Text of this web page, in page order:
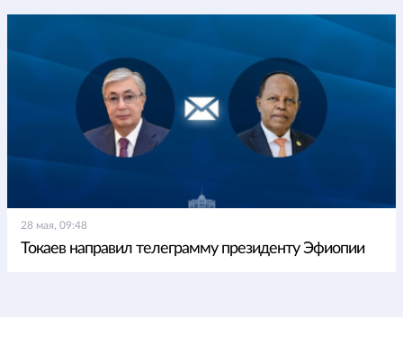
28 мая, 09:48
Токаев направил телеграмму президенту Эфиопии